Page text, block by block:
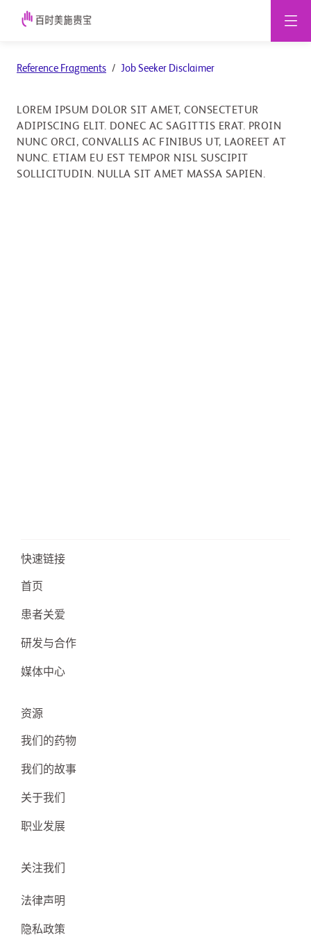
Job
Disclaimer
Reference Fragments Job Seeker Disclaimer
LOREM IPSUM DOLOR SIT AMET, CONSECTETUR
ADIPISCING ELIT. DONEC AC SAGITTIS ERAT. PROIN
NUNC ORCI, CONVALLIS AC FINIBUS UT, LAOREET AT
NUNC. ETIAM EU EST TEMPOR NISL SUSCIPIT
SOLLICITUDIN. NULLA SIT AMET MASSA SAPIEN.
快速链接
首页
患者关爱
研发与合作
媒体中心
资源
我们的药物
我们的故事
关于我们
职业发展
关注我们
法律声明
隐私政策